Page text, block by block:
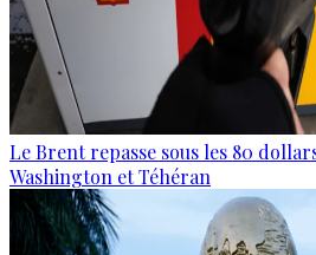
Le Brent repasse sous les 80
Washington et Téhéran